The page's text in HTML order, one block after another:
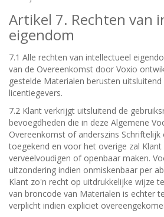
Artikel 7. Rechten van
eigendom
7.1 Alle rechten van intellectueel
van de Overeenkomst door Voxio
gestelde Materialen berusten
licentiegevers.
7.2 Klant verkrijgt uitsluitend de
bevoegdheden die in deze Algemene
Overeenkomst of anderszins Schriftelijk
toegekend en voor het overige zal
verveelvoudigen of openbaar maken.
uitzondering indien onmiskenbaar per
Klant zo'n recht op uitdrukkelijke wijze
van broncode van Materialen is echter
verplicht indien expliciet